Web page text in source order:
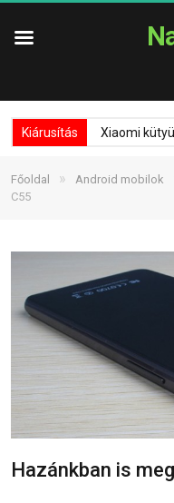
Kiárusítás Xiaomi
Főoldal » Android mobilok
C55
Hazánkban is